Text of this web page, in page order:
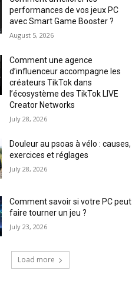
performances de vos jeux PC
avec Smart Game Booster ?
August 5, 2026
Comment une agence
d’influenceur accompagne les
créateurs TikTok dans
l’écosystème des TikTok LIVE
Creator Networks
July 28, 2026
Douleur au psoas à vélo : causes,
exercices et réglages
July 28, 2026
Comment savoir si votre PC peut
faire tourner un jeu ?
July 23, 2026
Load more